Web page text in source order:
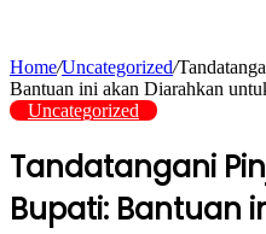
Home/Uncategorized/
Bantuan ini akan Diarahkan
Uncategorized
Tandatangani
Bupati: Bantuan